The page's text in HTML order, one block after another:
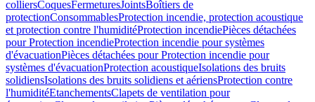
colliersCoquesFermeturesJointsBoîtiers de
protectionConsommablesProtection incendie, protection acoustique
et protection contre l'humiditéProtection incendiePièces détachées
pour Protection incendieProtection incendie pour systèmes
d'évacuationPièces détachées pour Protection incendie pour
systèmes d'évacuationProtection acoustiqueIsolations des bruits
solidiensIsolations des bruits solidiens et aériensProtection contre
l'humiditéEtanchementsClapets de ventilation pour